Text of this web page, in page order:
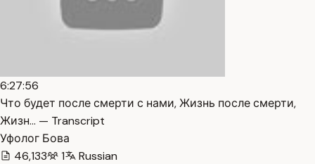
6:27:56
Что будет после смерти с нами, Жизнь после смерти,
Жизн… — Transcript
Уфолог Бова
46,133
1 Russian